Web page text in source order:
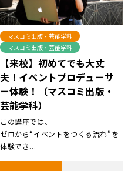
マスコミ出版・芸能学科
マスコミ出版・芸能学科
【来校】初めてでも大丈
夫！イベントプロデューサ
ー体験！（マスコミ出版・
芸能学科）
この講座では、
ゼロから“イベントをつくる流れ”を
体験でき...